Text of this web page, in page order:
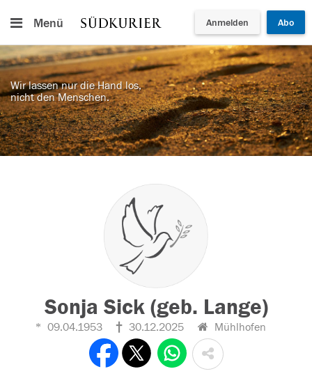
Menü Anmelden Abo
Wir lassen nur die Hand los,
nicht den Menschen.
Sonja Sick (geb. Lange)
09.04.1953 30.12.2025 Mühlhofen